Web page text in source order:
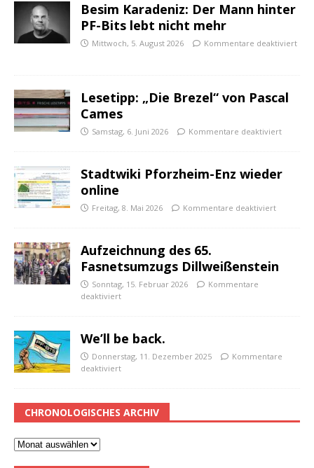
Besim Karadeniz: Der Mann hinter
PF-Bits lebt nicht mehr
Mittwoch, 5. August 2026 Kommentare deaktiviert
Lesetipp: „Die Brezel“ von Pascal
Cames
Samstag, 6. Juni 2026 Kommentare deaktiviert
Stadtwiki Pforzheim-Enz wieder
online
Freitag, 8. Mai 2026 Kommentare deaktiviert
Aufzeichnung des 65.
Fasnetsumzugs Dillweißenstein
Sonntag, 15. Februar 2026
Kommentare
deaktiviert
We’ll be back.
Donnerstag, 11. Dezember 2025
Kommentare
deaktiviert
CHRONOLOGISCHES ARCHIV